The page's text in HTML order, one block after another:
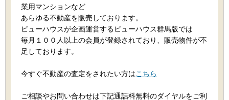
業用マンションなど
あらゆる不動産を販売しております。
ビューハウスが企画運営するビューハウス群馬版では
毎月１００人以上の会員が登録されており、販売物件が不
足しております。
今すぐ不動産の査定をされたい方はこちら
ご相談やお問い合わせは下記通話料無料のダイヤルをご利